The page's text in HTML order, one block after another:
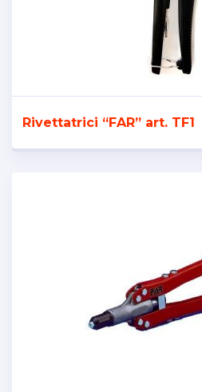
Rivettatrici “FAR” art. TF1